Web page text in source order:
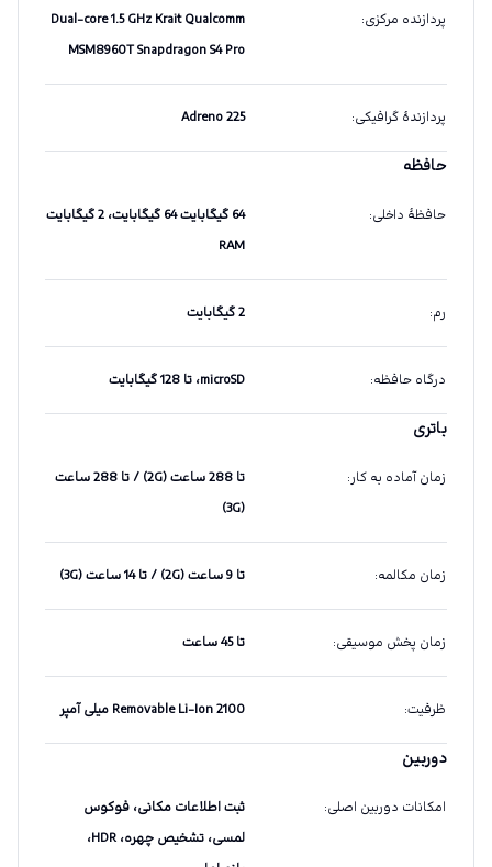
پردازنده مرکزی:
Dual-core 1.5 GHz Krait Qualcomm
MSM8960T Snapdragon S4 Pro
پردازندهٔ گرافیکی:
Adreno 225
حافظه
حافظهٔ داخلی:
64 گیگابایت 64 گیگابایت، 2 گیگابایت
RAM
رم: 2 گیگابایت
درگاه حافظه: microSD، تا 128 گیگابایت
باتری
زمان آماده به کار:
تا 288 ساعت (2G) / تا 288 ساعت
(3G)
زمان مکالمه: تا 9 ساعت (2G) / تا 14 ساعت (3G)
زمان پخش موسیقی: تا 45 ساعت
ظرفیت: Removable Li-Ion 2100 میلی آمپر
دوربین
امکانات دوربین اصلی:
ثبت اطلاعات مکانی، فوکوس
لمسی، تشخیص چهره، HDR،